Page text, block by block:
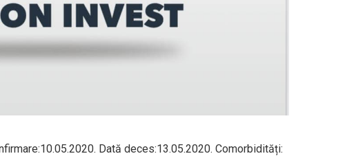
Dată deces:13.05.2020. Comorbidități: